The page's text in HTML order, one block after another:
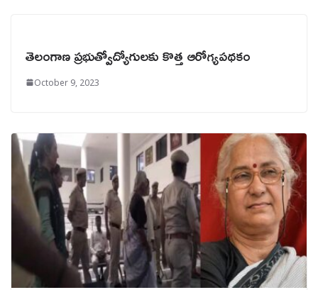
తెలంగాణ ప్రభుత్వోద్యోగులకు కొత్త ఆరోగ్యపథకం
October 9, 2023